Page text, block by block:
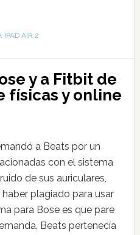
, IPAD AIR 2
y a Fitbit de
físicas y online
a Beats por un
con el sistema
de sus auriculares,
plagiado para usar
para Bose es que pare
Beats pertenecía